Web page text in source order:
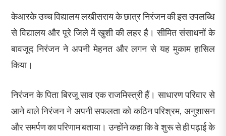
केआरके उच्च विद्यालय लखीसराय के छात्र निरंजन की इस उपलब्धि
से विद्यालय और पूरे जिले में खुशी की लहर है। सीमित संसाधनों के
बावजूद निरंजन ने अपनी मेहनत और लगन से यह मुकाम हासिल
किया।
निरंजन के पिता बिरजू साव एक राजमिस्त्री हैं। साधारण परिवार से
आने वाले निरंजन ने अपनी सफलता को कठिन परिश्रम, अनुशासन
और समर्पण का परिणाम बताया। उन्होंने कहा कि वे शुरू से ही पढ़ाई के